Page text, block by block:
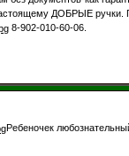
ДОБРЫЕ ручки.
8-902-010-60-06.
Ребеночек